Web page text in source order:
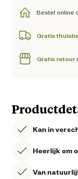
Bestel online
Gratis
Gratis retour
Kan in
Heerlijk om
Van